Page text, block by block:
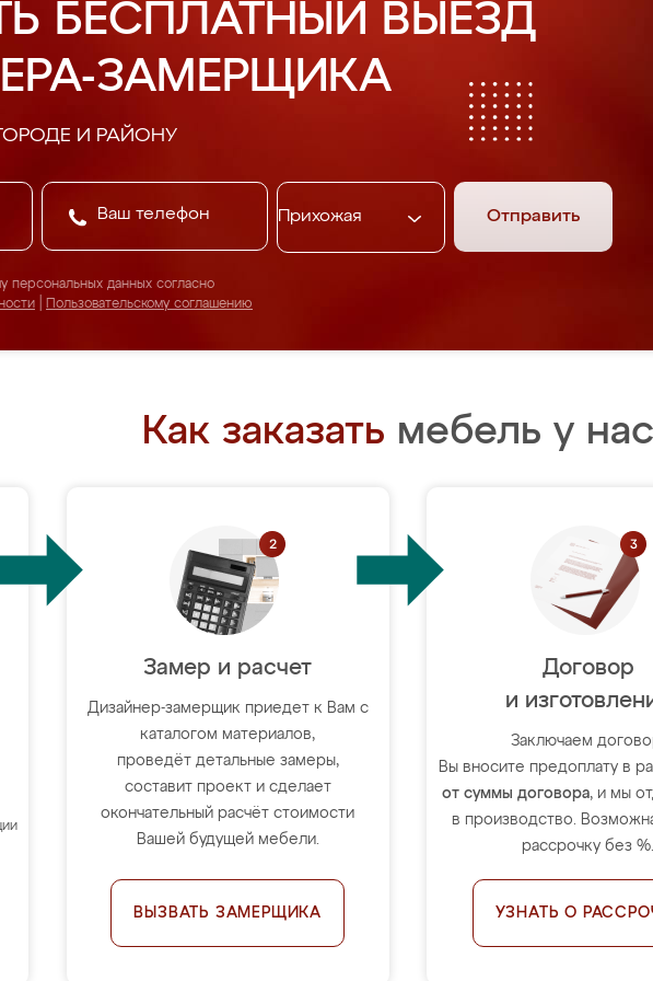
БЕСПЛАТНЫЙ ВЫЕЗД
ЗАМЕРЩИКА
И РАЙОНУ
Отправить
персональных данных согласно
Пользовательскому соглашению
Как заказать мебель у
Замер и расчет
Дизайнер-замерщик приедет к Вам с
каталогом материалов,
проведёт детальные замеры,
составит проект и сделает
окончательный расчёт стоимости
Вашей будущей мебели.
ВЫЗВАТЬ ЗАМЕРЩИКА
Договор
и
Заключаем
Вы вносите предоплату в
от суммы договора, и мы
в производство.
рассрочку без
УЗНАТЬ О